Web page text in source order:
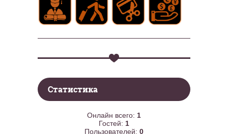
Статистика
Онлайн всего: 1
Гостей: 1
Пользователей: 0